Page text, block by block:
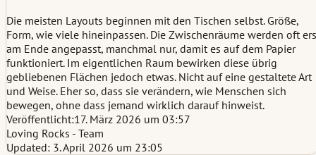
Die meisten Layouts beginnen mit den Tischen selbst. Größe,
Form, wie viele hineinpassen. Die Zwischenräume werden oft
am Ende angepasst, manchmal nur, damit es auf dem Papier
funktioniert. Im eigentlichen Raum bewirken diese übrig
gebliebenen Flächen jedoch etwas. Nicht auf eine gestaltete Art
und Weise. Eher so, dass sie verändern, wie Menschen sich
bewegen, ohne dass jemand wirklich darauf hinweist.
Veröffentlicht:17. März 2026 um 03:57
Loving Rocks - Team
Updated: 3. April 2026 um 23:05